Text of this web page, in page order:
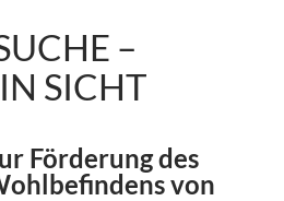
–
SICHT
Förderung des
von